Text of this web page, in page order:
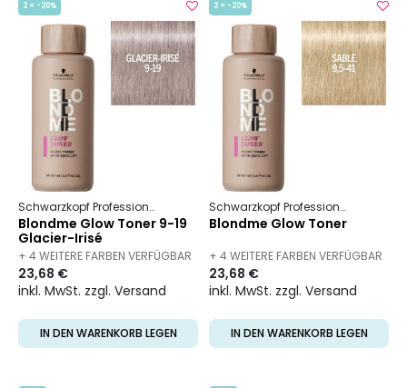
2 = -20%
Schwarzkopf Professional Blondme Farbe und Umformung
Blondme Glow Toner 9-19
Glacier-Irisé
+ 4 WEITERE FARBEN VERFÜGBAR
23,68 €
inkl. MwSt. zzgl. Versand
IN DEN WARENKORB LEGEN
2 = -20%
Schwarzkopf Professional
Blondme Glow Toner
+ 4 WEITERE FARBEN VERFÜGBAR
23,68 €
inkl. MwSt. zzgl. Versand
IN DEN WARENKORB LEGEN